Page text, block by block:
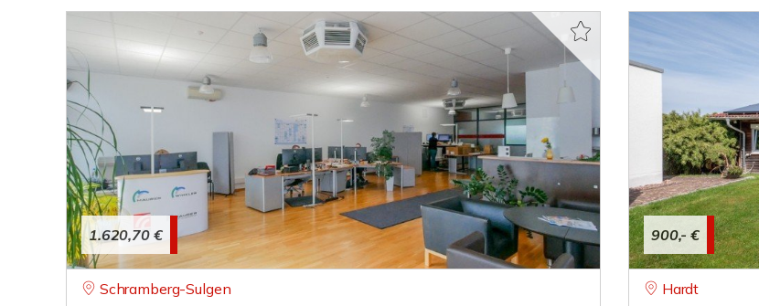
1.620,70 €
Schramberg-Sulgen
900,- €
Hardt